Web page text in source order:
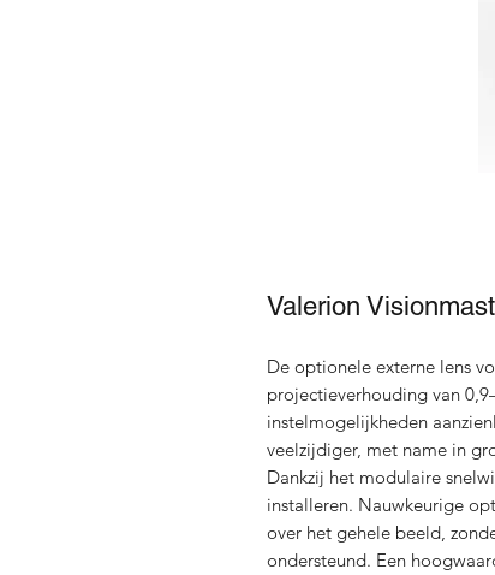
Valerion
De optionele externe lens
projectieverhouding van
instelmogelijkheden
veelzijdiger, met name in
Dankzij het modulaire
installeren. Nauwkeurige
over het gehele beeld,
ondersteund. Een